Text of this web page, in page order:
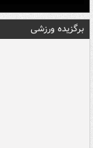
برگزیده ورزشی